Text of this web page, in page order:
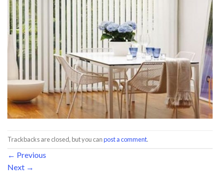
Trackbacks are closed, but you canpost a comment.
← Previous
Next →